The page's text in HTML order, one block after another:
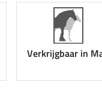
Verkrijgbaar in